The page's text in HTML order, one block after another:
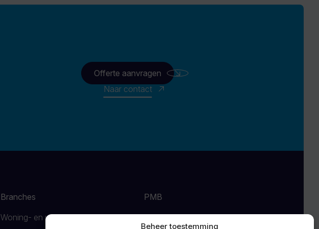
Beheer toestemming
Offerte aanvragen
Naar contact
Branches
Woning- en utiliteitsbouw
PMB
Over ons